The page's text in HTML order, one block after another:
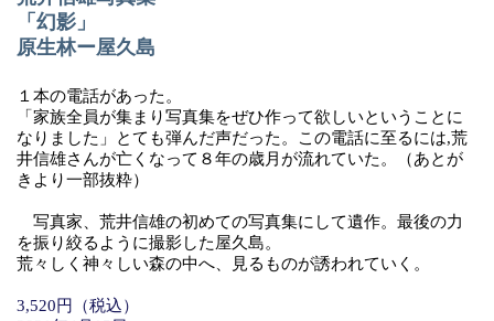
「幻影」
原生林ー屋久島
１本の電話があった。
「家族全員が集まり写真集をぜひ作って欲しいということに
なりました」とても弾んだ声だった。この電話に至るには,荒
井信雄さんが亡くなって８年の歳月が流れていた。（あとが
きより一部抜粋）
写真家、荒井信雄の初めての写真集にして遺作。最後の力
を振り絞るように撮影した屋久島。
荒々しく神々しい森の中へ、見るものが誘われていく。
3,520円（税込）